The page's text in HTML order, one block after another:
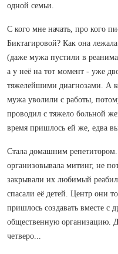
одной семьи.
С кого мне начать, про кого
Биктагировой? Как она
(даже мужа пустили в
а у неё на тот момент - уже
тяжелейшими диагнозами. А
мужа уволили с работы,
проводил с тяжело больной
время пришлось ей же, едва
Стала домашним
организовывала митинг, не
закрывали их любимый
спасали её детей. Центр они
пришлось создавать вместе с
общественную организацию.
четверо...